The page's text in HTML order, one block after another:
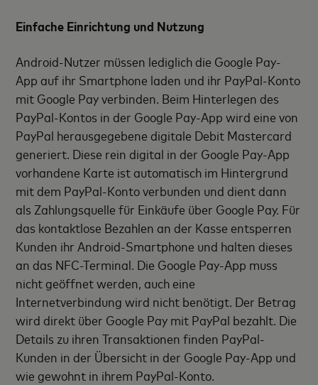
Einfache Einrichtung und Nutzung
Android-Nutzer müssen lediglich die Google Pay-
App auf ihr Smartphone laden und ihr PayPal-Konto
mit Google Pay verbinden. Beim Hinterlegen des
PayPal-Kontos in der Google Pay-App wird eine von
PayPal herausgegebene digitale Debit Mastercard
generiert. Diese rein digital in der Google Pay-App
vorhandene Karte ist automatisch im Hintergrund
mit dem PayPal-Konto verbunden und dient dann
als Zahlungsquelle für Einkäufe über Google Pay. Für
das kontaktlose Bezahlen an der Kasse entsperren
Kunden ihr Android-Smartphone und halten dieses
an das NFC-Terminal. Die Google Pay-App muss
nicht geöffnet werden, auch eine
Internetverbindung wird nicht benötigt. Der Betrag
wird direkt über Google Pay mit PayPal bezahlt. Die
Details zu ihren Transaktionen finden PayPal-
Kunden in der Übersicht in der Google Pay-App und
wie gewohnt in ihrem PayPal-Konto.